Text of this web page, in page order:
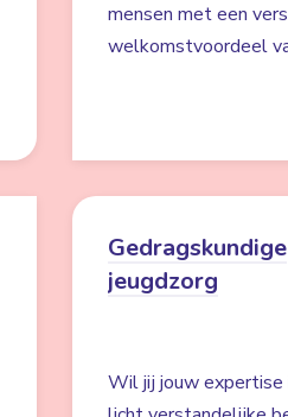
mensen met een
welkomstvoordeel
Gedragskundige
jeugdzorg
Wil jij jouw expertise